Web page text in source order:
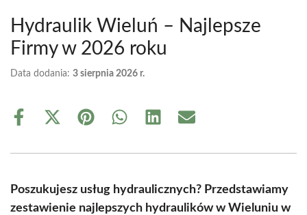
Hydraulik Wieluń – Najlepsze
Firmy w 2026 roku
Data dodania: 3 sierpnia 2026 r.
Share
Share
(Twitter)
Share Share Share Share
Poszukujesz usług hydraulicznych? Przedstawiamy
zestawienie najlepszych hydraulików w Wieluniu w